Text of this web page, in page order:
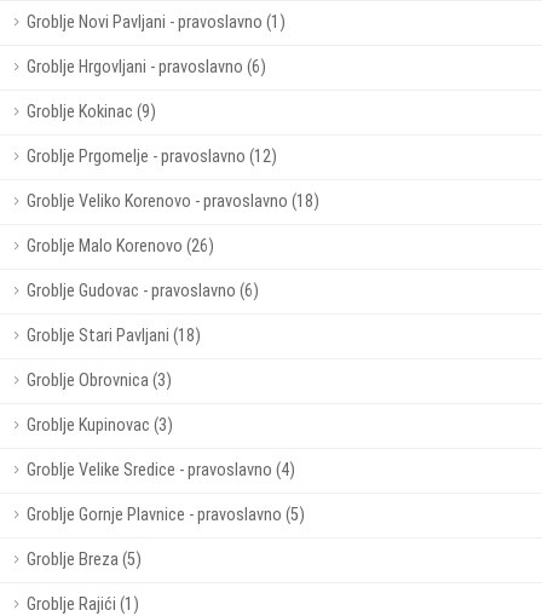
Groblje Novi Pavljani - pravoslavno (1)
Groblje Hrgovljani - pravoslavno (6)
Groblje Kokinac (9)
Groblje Prgomelje - pravoslavno (12)
Groblje Veliko Korenovo - pravoslavno (18)
Groblje Malo Korenovo (26)
Groblje Gudovac - pravoslavno (6)
Groblje Stari Pavljani (18)
Groblje Obrovnica (3)
Groblje Kupinovac (3)
Groblje Velike Sredice - pravoslavno (4)
Groblje Gornje Plavnice - pravoslavno (5)
Groblje Breza (5)
Groblje Rajići (1)